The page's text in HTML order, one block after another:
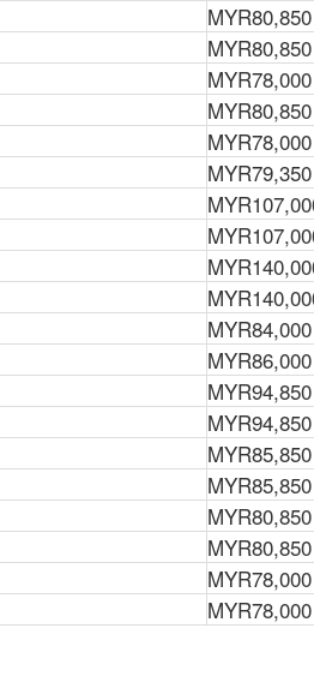
MYR80,850
MYR80,850
MYR78,000
MYR80,850
MYR78,000
MYR79,350
MYR84,000
MYR86,000
MYR94,850
MYR94,850
MYR85,850
MYR85,850
MYR80,850
MYR80,850
MYR78,000
MYR78,000